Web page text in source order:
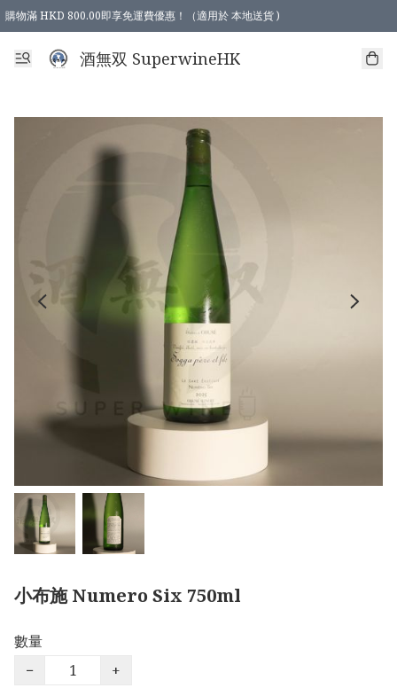
購物滿 HKD 800.00即享免運費優惠！（適用於 本地送貨 )
酒無双 SuperwineHK
小布施 Numero Six 750ml
數量
−
+